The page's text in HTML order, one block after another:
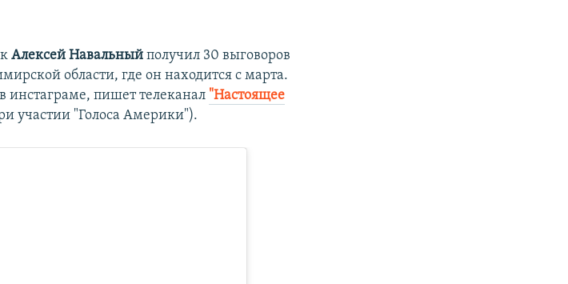
Алексей Навальный получил 30 выговоров
области, где он находится с марта.
инстаграме, пишет телеканал "Настоящее
участии "Голоса Америки").